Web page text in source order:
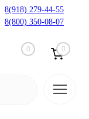
8(918) 279-44-55
8(800) 350-08-07
0 0